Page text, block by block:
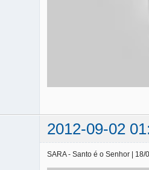
2012-09-02
SARA - Santo é o Senhor |